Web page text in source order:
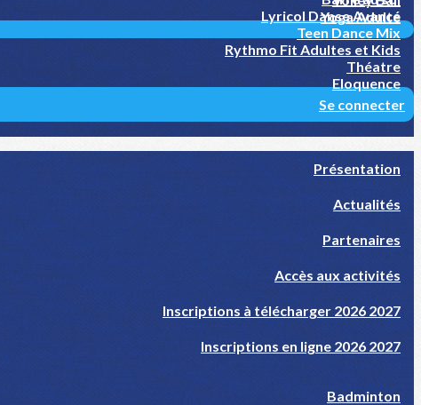
Yoga Adulte
Lyricol Danse Avancé
Teen Dance Mix
Rythmo Fit Adultes et Kids
Théatre
Eloquence
Se connecter
Présentation
Actualités
Partenaires
Accès aux activités
Inscriptions à télécharger 2026 2027
Inscriptions en ligne 2026 2027
Badminton